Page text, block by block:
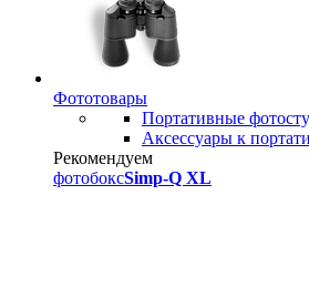
Фототовары
Портативные
Аксессуары к
Рекомендуем
фотобоксSimp-Q XL